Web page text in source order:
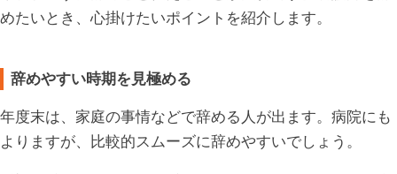
めたいとき、心掛けたいポイントを紹介します。
辞めやすい時期を見極める
年度末は、家庭の事情などで辞める人が出ます。病院にも
よりますが、比較的スムーズに辞めやすいでしょう。